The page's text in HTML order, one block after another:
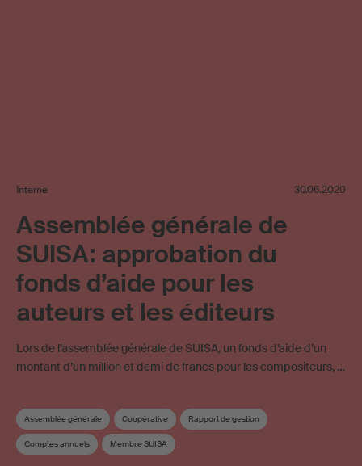
Interne 30.06.2020
Assemblée générale de
SUISA: approbation du
fonds d’aide pour les
auteurs et les éditeurs
Lors de l’assemblée générale de SUISA, un fonds d’aide d’un
montant d’un million et demi de francs pour les compositeurs, …
Assemblée générale Coopérative Rapport de gestion
Comptes annuels Membre SUISA